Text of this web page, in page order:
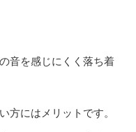
音を感じにくく落ち着
方にはメリットです。